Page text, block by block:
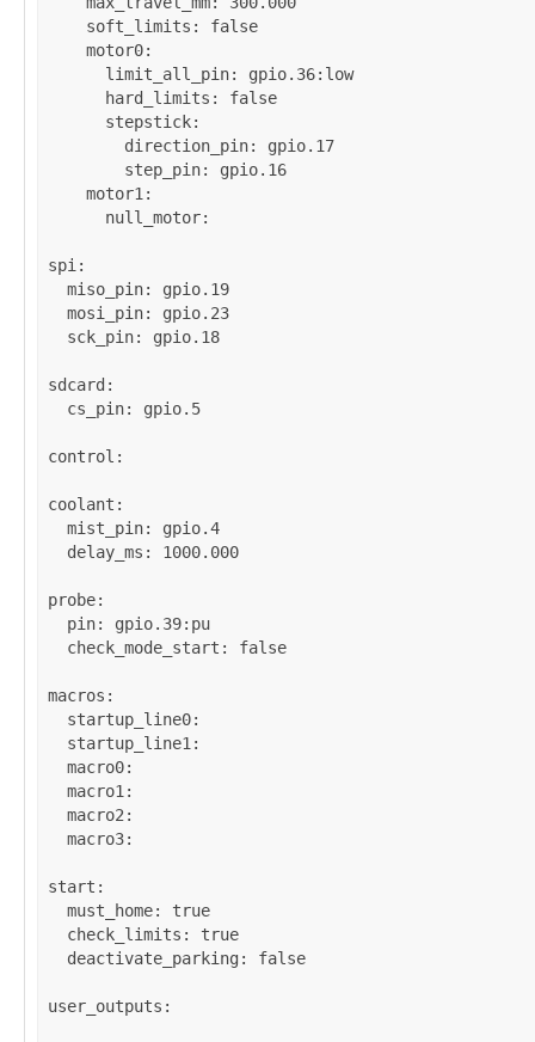
soft_limits : false
motor0:
limit_all_pin: gpio.36:low
hard_limits : false
stepstick:
direction_pin: gpio.17
step_pin: gpio.16
motor1 :
null_motor:
spi :
miso_pin: gpio.19
mosi_pin: gpio.23
sck_pin: gpio.18
sdcard :
cs_pin: gpio.5
control :
coolant :
mist_pin: gpio.4
delay_ms : 1000.000
probe:
pin: gpio.39:pu
check_mode_start : false
macros :
startup_line0:
startup_line1 :
macro0:
macro1 :
macro2 :
macro3:
start :
must_home: true
check_limits : true
deactivate_parking : false
user_outputs :